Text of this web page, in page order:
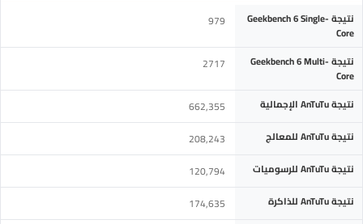
المواصفةالتفاصيل
نتيجة Geekbench 6 Single-
Core
979
نتيجة Geekbench 6 Multi-
Core
2717
نتيجة AnTuTu الإجمالية 662,355
نتيجة AnTuTu للمعالج 208,243
نتيجة AnTuTu للرسوميات 120,794
نتيجة AnTuTu للذاكرة 174,635